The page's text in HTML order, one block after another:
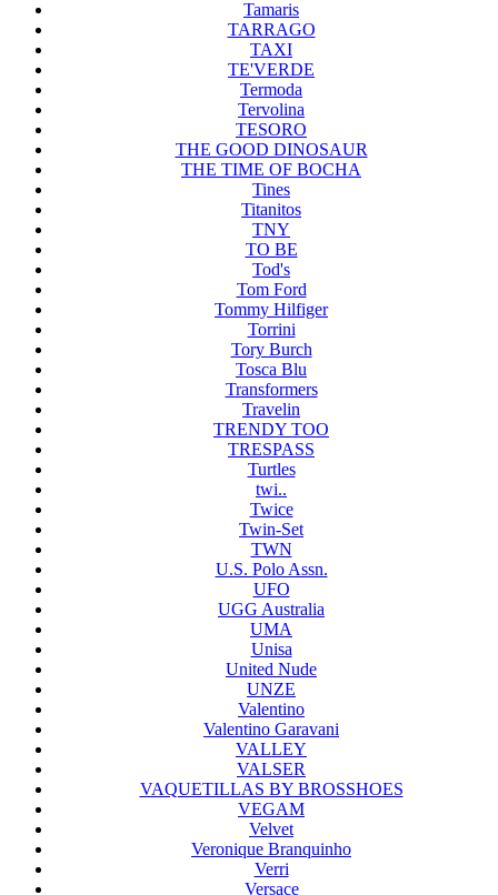
Tamaris
TARRAGO
TAXI
TE'VERDE
Termoda
Tervolina
TESORO
THE GOOD DINOSAUR
THE TIME OF BOCHA
Tines
Titanitos
TNY
TO BE
Tod's
Tom Ford
Tommy Hilfiger
Torrini
Tory Burch
Tosca Blu
Transformers
Travelin
TRENDY TOO
TRESPASS
Turtles
twi..
Twice
Twin-Set
TWN
U.S. Polo Assn.
UFO
UGG Australia
UMA
Unisa
United Nude
UNZE
Valentino
Valentino Garavani
VALLEY
VALSER
VAQUETILLAS BY BROSSHOES
VEGAM
Velvet
Veronique Branquinho
Verri
Versace